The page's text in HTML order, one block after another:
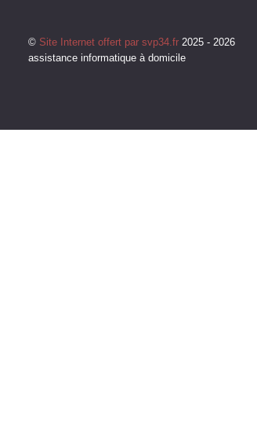
© Site Internet offert par svp34.fr2025 - 2026
assistance informatique à domicile